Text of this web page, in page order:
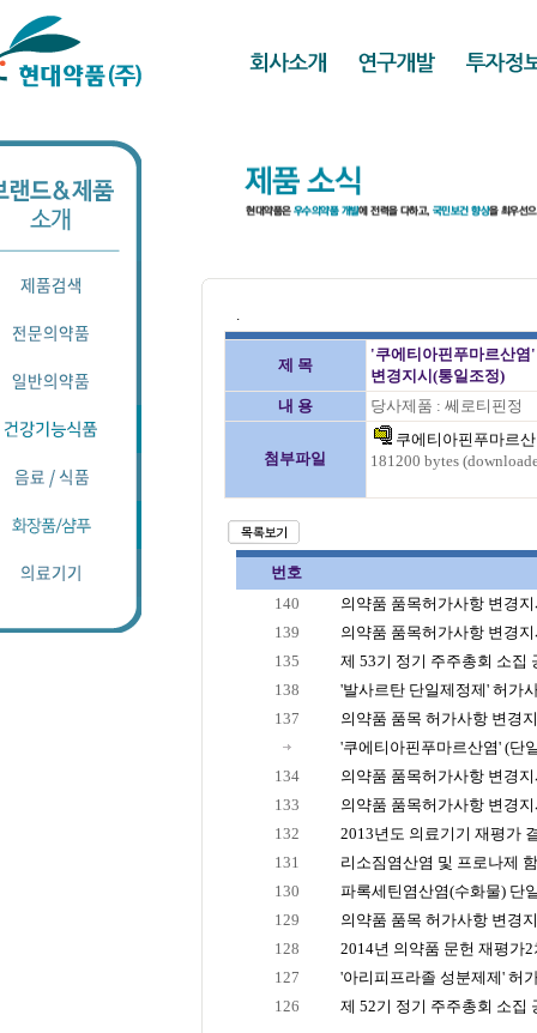
.
제 목
'쿠에티아핀푸마르산염
변경지시(통일조정)
내 용
당사제품 : 쎄로티핀정
첨부파일
쿠에티아핀푸마르
181200 bytes
번호
140
의약품 품목허가사항 변경
139
의약품 품목허가사항 변경
135
제 53기 정기 주주총회 소집
138
'발사르탄 단일제정제' 허가
137
의약품 품목 허가사항 변경
'쿠에티아핀푸마르산염' (단
134
의약품 품목허가사항 변경
133
의약품 품목허가사항 변경
132
2013년도 의료기기 재평가
131
리소짐염산염 및 프로나제
130
파록세틴염산염(수화물) 단
129
의약품 품목 허가사항 변경
128
2014년 의약품 문헌 재평가
127
'아리피프라졸 성분제제' 허
126
제 52기 정기 주주총회 소집